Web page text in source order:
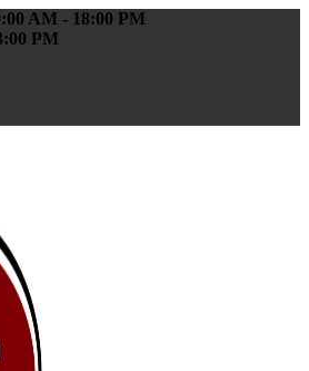
AM - 18:00 PM
PM